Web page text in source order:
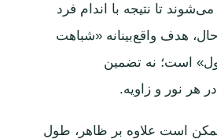
تا نتیجه با اندام فرد
هدف واقع‌بینانه «شباهت
است؛ نه تضمین
هر نور و زاویه.
است علاوه بر ظاهر، طول